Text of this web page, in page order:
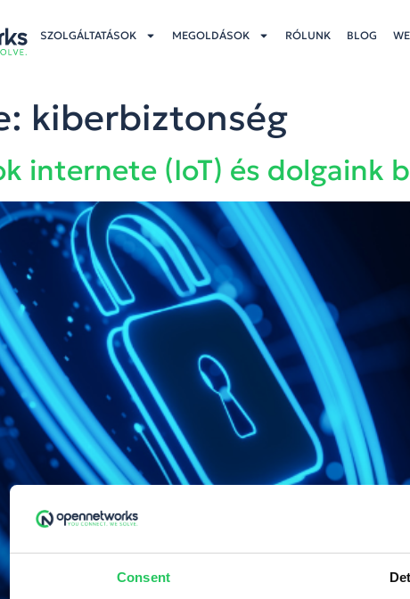
Consent
SZOLGÁLTATÁSOK MEGOLDÁSOK RÓLUNK BLOG
kiberbiztonség
internete (IoT) és dolgaink